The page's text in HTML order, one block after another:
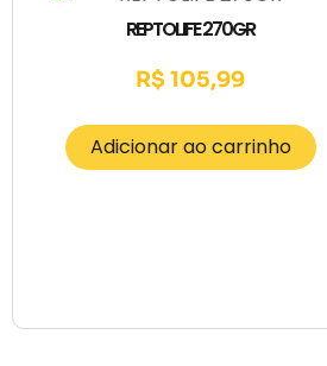
REPTOLIFE 270GR
R$ 105,99
Adicionar ao carrinho